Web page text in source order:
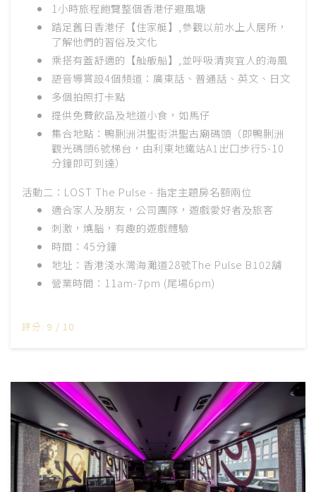
1小時旅程飽覽整個香港仔避風塘
踏足舊日香港仔【住家艇】,參觀以前水上人居所，
了解他們的習俗及文化
乘搭有蓋舒適的【舢舨船】,並呼吸清爽宜人的海風
語音導賞設4個頻道：廣東話、普通話、英文、日文
多個拍照打卡點
提供免費飲品及地道小食，如馬仔
集合地點：鴨脷洲洪聖街洪聖古廟碼頭（即鴨脷洲
觀光碼頭6號梯台，由利東地鐵站A1出口步行5-10
分鐘即可到達）
活動二：LOST The Pulse - 指定主題房名額兩位
適合家人及朋友，公司團隊，遊戲愛好者及旅客
刺激，燒腦，有趣的遊戲體驗
時間：45分鐘
地址：香港淺水灣海灘道28號The Pulse B102舖
營業時間：11am-7pm (尾場6pm)
評分: 9 / 10